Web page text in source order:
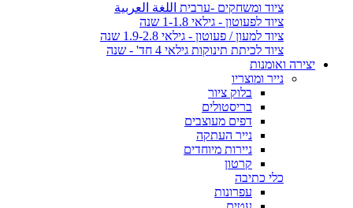
ציוד ומשחקים -ערבית اللغة العربية
ציוד לפעוטון - גילאי 1-1.8 שנה
ציוד למעון / פעוטון - גילאי 1.9-2.8 שנה
ציוד לכיתת תינוקות גילאי 4 חד' - שנה
יצירה ואומנות
נייר ומוצריו
בלוק ציור
בריסטולים
דפים מעוצבים
נייר העתקה
ניירות מיוחדים
קרטון
כלי כתיבה
עפרונות